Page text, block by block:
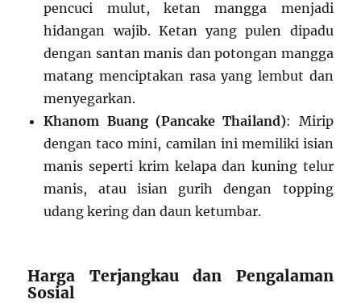
pencuci mulut, ketan mangga menjadi
hidangan wajib. Ketan yang pulen dipadu
dengan santan manis dan potongan mangga
matang menciptakan rasa yang lembut dan
menyegarkan.
Khanom Buang (Pancake Thailand): Mirip
dengan taco mini, camilan ini memiliki isian
manis seperti krim kelapa dan kuning telur
manis, atau isian gurih dengan topping
udang kering dan daun ketumbar.
Harga Terjangkau dan Pengalaman
Sosial